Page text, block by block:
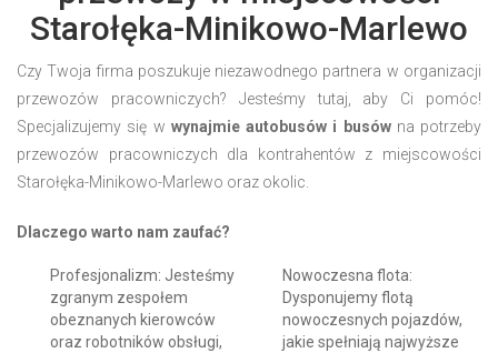
Starołęka-Minikowo-Marlewo
Czy Twoja firma poszukuje niezawodnego partnera w organizacji
przewozów pracowniczych? Jesteśmy tutaj, aby Ci pomóc!
Specjalizujemy się w wynajmie autobusów i busówna potrzeby
przewozów pracowniczych dla kontrahentów z miejscowości
Starołęka-Minikowo-Marlewo oraz okolic.
Dlaczego warto nam zaufać?
Profesjonalizm: Jesteśmy
zgranym zespołem
obeznanych kierowców
oraz robotników obsługi,
Nowoczesna flota:
Dysponujemy flotą
nowoczesnych pojazdów,
jakie spełniają najwyższe